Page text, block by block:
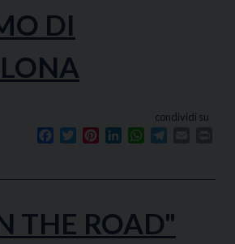
DI
condividi su
Facebook
TwitterPinterestLinkedInWhatsApp
THE ROAD"